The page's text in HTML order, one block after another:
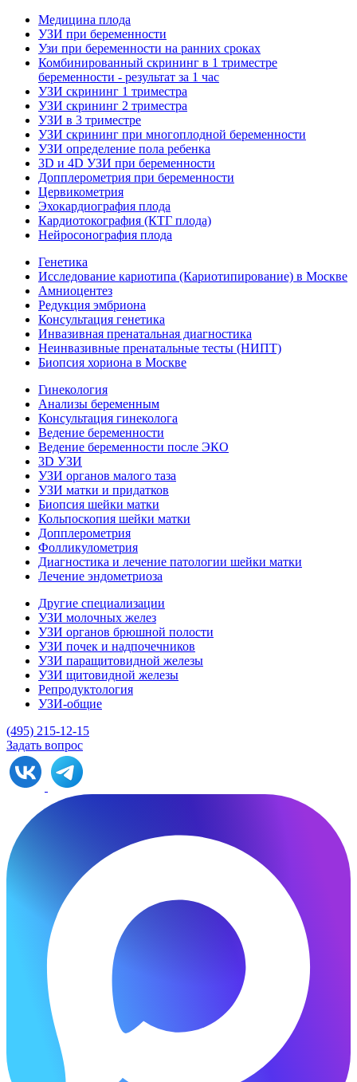
Медицина плода
УЗИ при беременности
Узи при беременности на ранних сроках
Комбинированный скрининг в 1 триместре
беременности - результат за 1 час
УЗИ скрининг 1 триместра
УЗИ скрининг 2 триместра
УЗИ в 3 триместре
УЗИ скрининг при многоплодной беременности
УЗИ определение пола ребенка
3D и 4D УЗИ при беременности
Допплерометрия при беременности
Цервикометрия
Эхокардиография плода
Кардиотокография (КТГ плода)
Нейросонография плода
Генетика
Исследование кариотипа (Кариотипирование) в Москве
Амниоцентез
Редукция эмбриона
Консультация генетика
Инвазивная пренатальная диагностика
Неинвазивные пренатальные тесты (НИПТ)
Биопсия хориона в Москве
Гинекология
Анализы беременным
Консультация гинеколога
Ведение беременности
Ведение беременности после ЭКО
3D УЗИ
УЗИ органов малого таза
УЗИ матки и придатков
Биопсия шейки матки
Кольпоскопия шейки матки
Допплерометрия
Фолликулометрия
Диагностика и лечение патологии шейки матки
Лечение эндометриоза
Другие специализации
УЗИ молочных желез
УЗИ органов брюшной полости
УЗИ почек и надпочечников
УЗИ паращитовидной железы
УЗИ щитовидной железы
Репродуктология
УЗИ-общие
(495) 215-12-15
Задать вопрос